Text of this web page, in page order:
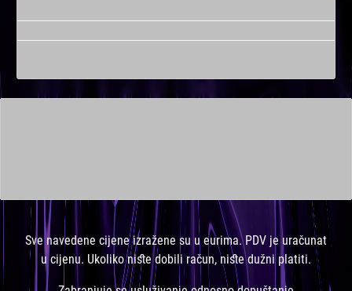
Sve navedene cijene izražene su u eurima. PDV je uračunat
u cijenu. Ukoliko niste dobili račun, niste dužni platiti.